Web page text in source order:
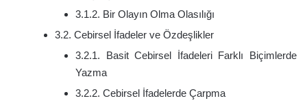
3.1.2. Bir Olayın Olma Olasılığı
3.2. Cebirsel İfadeler ve Özdeşlikler
3.2.1. Basit Cebirsel İfadeleri Farklı Biçimlerde
Yazma
3.2.2. Cebirsel İfadelerde Çarpma